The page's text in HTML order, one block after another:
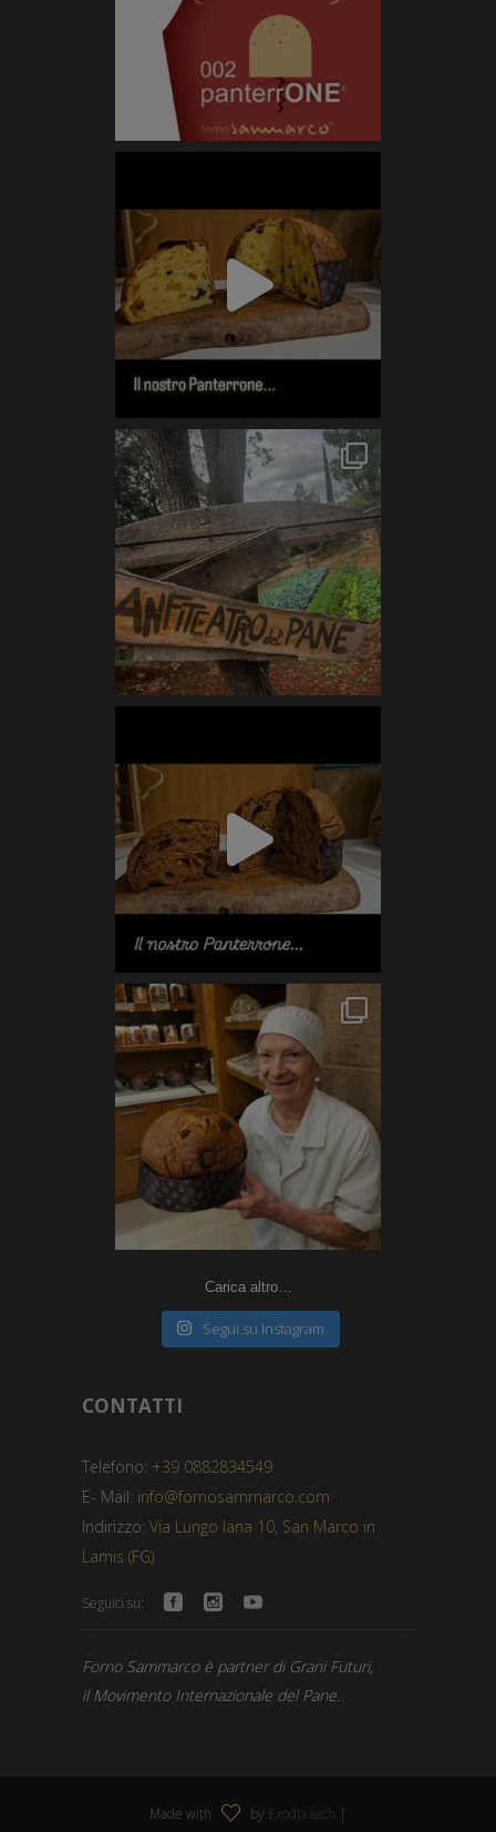
Carica altro…
Segui su Instagram
CONTATTI
Telefono: +39 0882834549
E- Mail: info@fornosammarco.com
Indirizzo: Via Lungo Iana 10, San Marco in
Lamis (FG)
Seguici su:
Forno Sammarco è partner di Grani Futuri,
il Movimento Internazionale del Pane.
Made with by Exodia.tech |